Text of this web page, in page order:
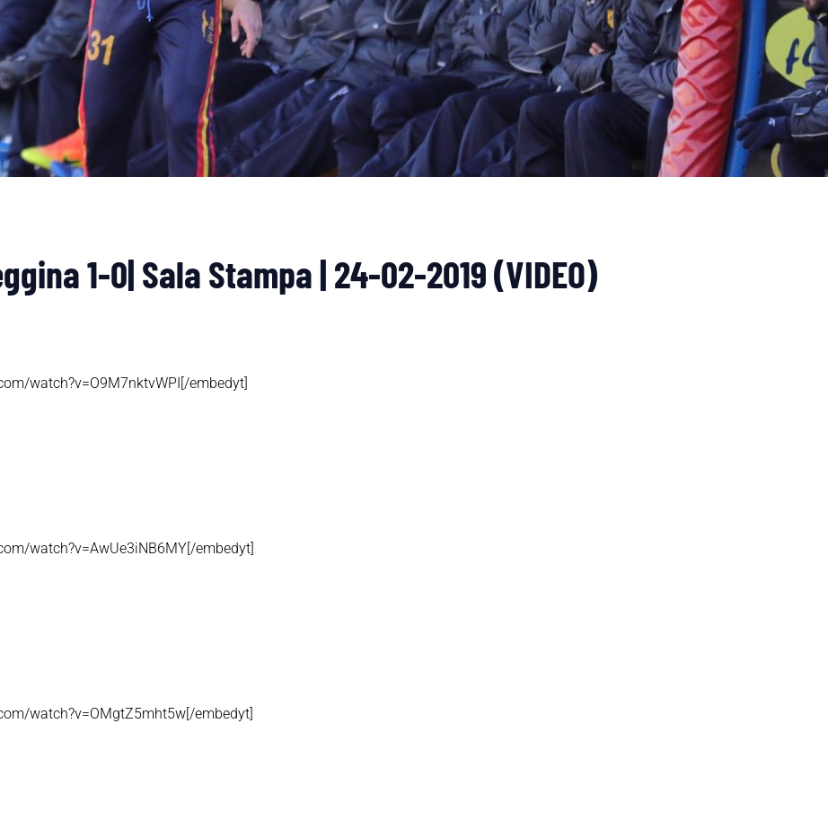
1-0| Sala Stampa | 24-02-2019 (VIDEO)
watch?v=O9M7nktvWPI[/embedyt]
watch?v=AwUe3iNB6MY[/embedyt]
watch?v=OMgtZ5mht5w[/embedyt]